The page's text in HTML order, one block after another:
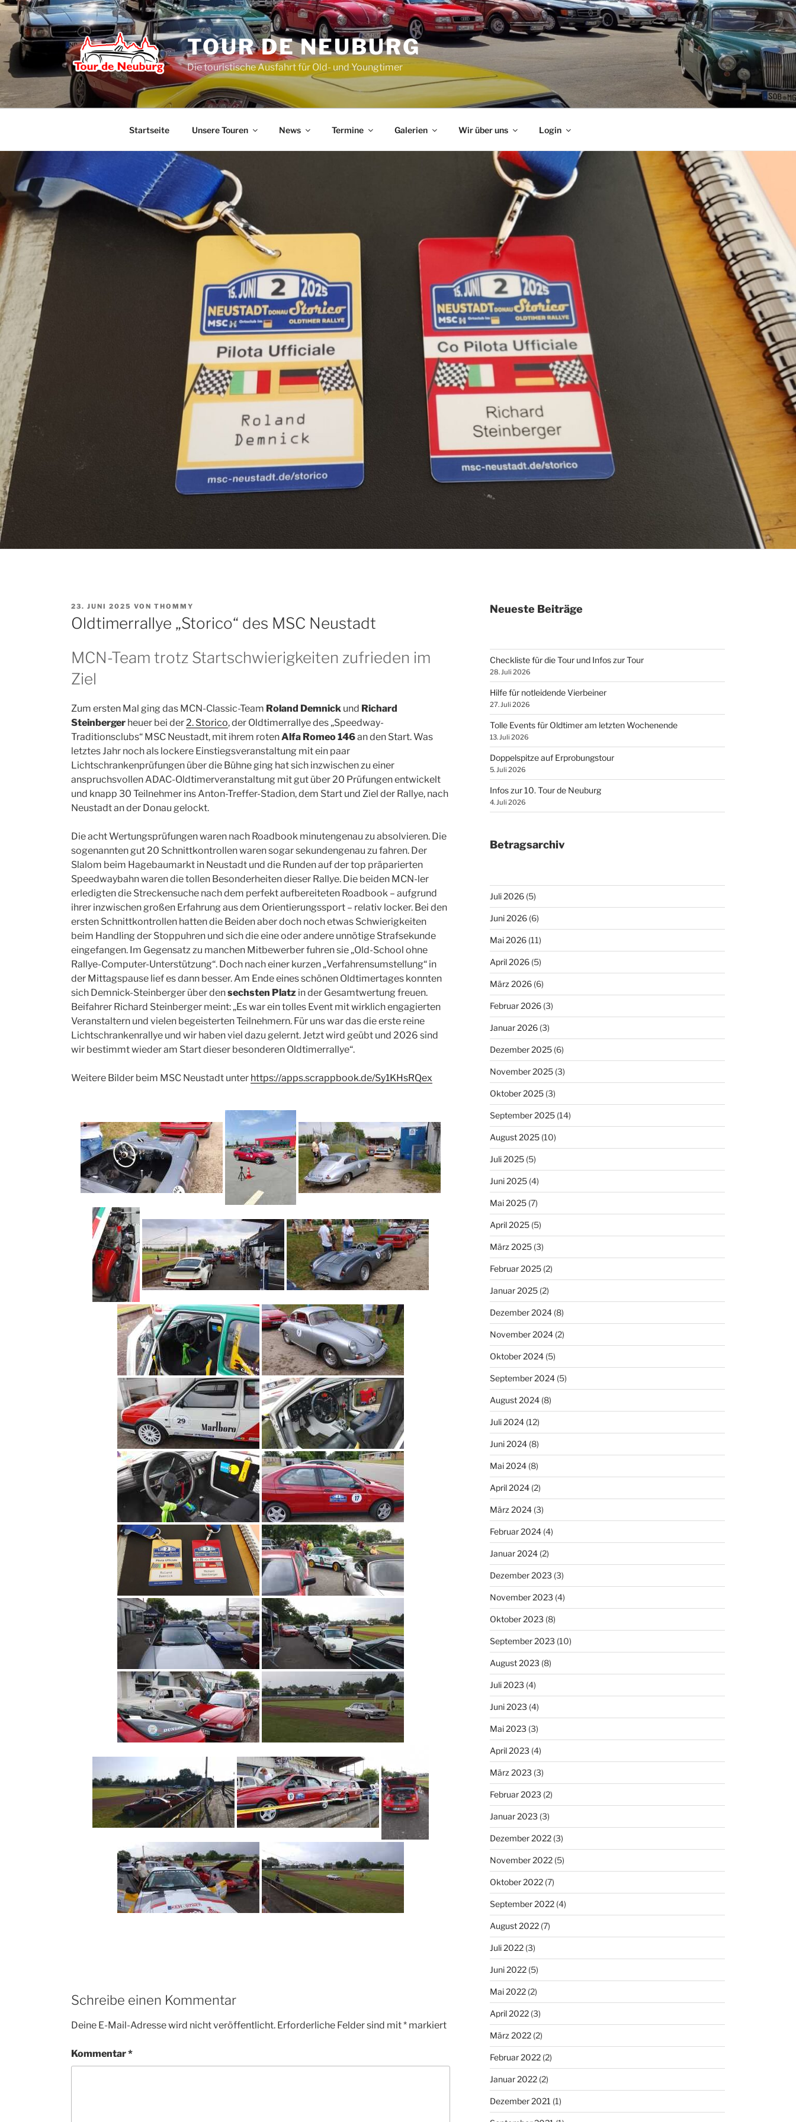
Zum
Inhalt
springen
TOUR DE NEUBURG
Die touristische Ausfahrt für Old- und Youngtimer
Startseite Unsere Touren News Termine Galerien Wir über uns Login
VERÖFFENTLICHT
AM
23. JUNI 2025 VON THOMMY
Oldtimerrallye „Storico“ des MSC Neustadt
MCN-Team trotz Startschwierigkeiten zufrieden im
Ziel
Zum ersten Mal ging das MCN-Classic-Team Roland Demnick und Richard
Steinberger heuer bei der 2. Storico, der Oldtimerrallye des „Speedway-
Traditionsclubs“ MSC Neustadt, mit ihrem rotenAlfa Romeo 146an den Start. Was
letztes Jahr noch als lockere Einstiegsveranstaltung mit ein paar
Lichtschrankenprüfungen über die Bühne ging hat sich inzwischen zu einer
anspruchsvollen ADAC-Oldtimerveranstaltung mit gut über 20 Prüfungen entwickelt
und knapp 30 Teilnehmer ins Anton-Treffer-Stadion, dem Start und Ziel der Rallye, nach
Neustadt an der Donau gelockt.
Die acht Wertungsprüfungen waren nach Roadbook minutengenau zu absolvieren. Die
sogenannten gut 20 Schnittkontrollen waren sogar sekundengenau zu fahren. Der
Slalom beim Hagebaumarkt in Neustadt und die Runden auf der top präparierten
Speedwaybahn waren die tollen Besonderheiten dieser Rallye. Die beiden MCN-ler
erledigten die Streckensuche nach dem perfekt aufbereiteten Roadbook – aufgrund
ihrer inzwischen großen Erfahrung aus dem Orientierungssport – relativ locker. Bei den
ersten Schnittkontrollen hatten die Beiden aber doch noch etwas Schwierigkeiten
beim Handling der Stoppuhren und sich die eine oder andere unnötige Strafsekunde
eingefangen. Im Gegensatz zu manchen Mitbewerber fuhren sie „Old-School ohne
Rallye-Computer-Unterstützung“. Doch nach einer kurzen „Verfahrensumstellung“ in
der Mittagspause lief es dann besser. Am Ende eines schönen Oldtimertages konnten
sich Demnick-Steinberger über densechsten Platz in der Gesamtwertung freuen.
Beifahrer Richard Steinberger meint: „Es war ein tolles Event mit wirklich engagierten
Veranstaltern und vielen begeisterten Teilnehmern. Für uns war das die erste reine
Lichtschrankenrallye und wir haben viel dazu gelernt. Jetzt wird geübt und 2026 sind
wir bestimmt wieder am Start dieser besonderen Oldtimerrallye“.
Weitere Bilder beim MSC Neustadt unter https://apps.scrappbook.de/Sy1KHsRQex
Schreibe einen Kommentar
Deine E-Mail-Adresse wird nicht veröffentlicht. Erforderliche Felder sind mit* markiert
Kommentar*
Neueste Beiträge
Checkliste für die Tour und Infos zur Tour
28. Juli 2026
Hilfe für notleidende Vierbeiner
27. Juli 2026
Tolle Events für Oldtimer am letzten Wochenende
13. Juli 2026
Doppelspitze auf Erprobungstour
5. Juli 2026
Infos zur 10. Tour de Neuburg
4. Juli 2026
Betragsarchiv
Juli 2026(5)
Juni 2026(6)
Mai 2026(11)
April 2026(5)
März 2026(6)
Februar 2026(3)
Januar 2026(3)
Dezember 2025(6)
November 2025(3)
Oktober 2025(3)
September 2025(14)
August 2025(10)
Juli 2025(5)
Juni 2025(4)
Mai 2025(7)
April 2025(5)
März 2025(3)
Februar 2025(2)
Januar 2025(2)
Dezember 2024(8)
November 2024(2)
Oktober 2024(5)
September 2024(5)
August 2024(8)
Juli 2024(12)
Juni 2024(8)
Mai 2024(8)
April 2024(2)
März 2024(3)
Februar 2024(4)
Januar 2024(2)
Dezember 2023 (3)
November 2023 (4)
Oktober 2023 (8)
September 2023 (10)
August 2023 (8)
Juli 2023 (4)
Juni 2023 (4)
Mai 2023 (3)
April 2023 (4)
März 2023 (3)
Februar 2023 (2)
Januar 2023 (3)
Dezember 2022(3)
November 2022(5)
Oktober 2022(7)
September 2022(4)
August 2022(7)
Juli 2022(3)
Juni 2022(5)
Mai 2022(2)
April 2022(3)
März 2022(2)
Februar 2022(2)
Januar 2022(2)
Dezember 2021 (1)